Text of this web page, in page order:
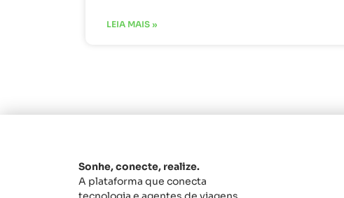
LEIA MAIS »
Sonhe, conecte, realize.
A plataforma que conecta